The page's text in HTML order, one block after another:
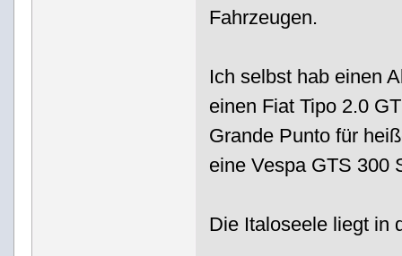
Fahrzeugen.
Ich selbst hab einen
einen Fiat Tipo 2.0
Grande Punto für
eine Vespa GTS 300
Die Italoseele liegt in